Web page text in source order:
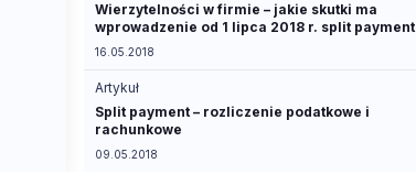
Wierzytelności w firmie – jakie skutki ma
wprowadzenie od 1 lipca 2018 r. split payment
16.05.2018
Artykuł
Split payment – rozliczenie podatkowe i
rachunkowe
09.05.2018